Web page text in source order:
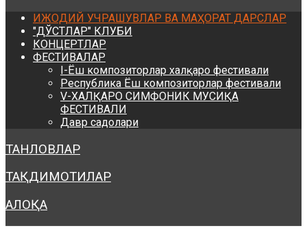
ИЖОДИЙ УЧРАШУВЛАР ВА МАҲОРАТ ДАРСЛАР
"ДЎСТЛАР" КЛУБИ
КОНЦЕРТЛАР
ФЕСТИВАЛАР
I-Ёш композиторлар халқаро фестивали
Республика Ёш композиторлар фестивали
V-ХАЛҚАРО СИМФОНИК МУСИҚА
ФЕСТИВАЛИ
Давр садолари
ТАНЛОВЛАР
ТАҚДИМОТИЛАР
АЛОҚА